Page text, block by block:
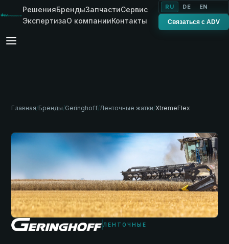
РешенияБрендыЗапчастиСервис
ЭкспертизаО компанииКонтакты
RU DE EN
Связаться с ADV
Главная/Бренды/Geringhoff/Ленточные жатки/XtremeFlex
ЛЕНТОЧНЫЕ